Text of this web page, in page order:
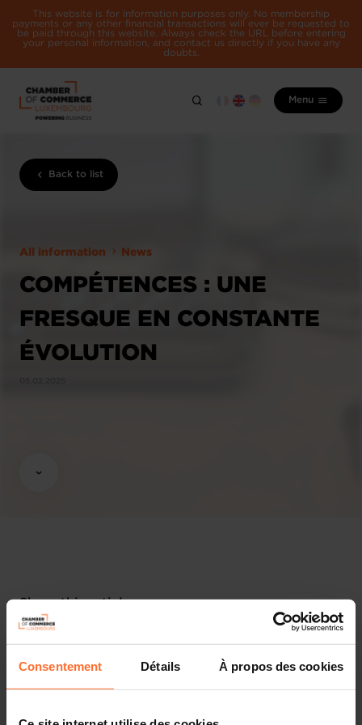
Consentement Détails À propos des cookies
This website is for information purposes only. No membership
payments or any other financial transactions will ever be requested to
be paid through this website. Always check the URL before entering
your personal information, and contact us directly if you have any
doubts.
Menu
Back to list
All information News
COMPÉTENCES : UNE
FRESQUE EN CONSTANTE
ÉVOLUTION
Share this article